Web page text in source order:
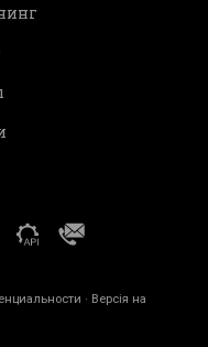
· Версія на